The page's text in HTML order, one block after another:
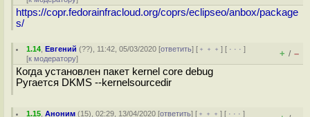
https://copr.fedorainfracloud.org/coprs/eclipseo/anbox/package
s/
1.14 ,Евгений (??), 11:42, 05/03/2020 [ответить] [ ﹢﹢﹢] [ · · ·]
[к модератору] + / –
Когда установлен пакет kernel core debug
Ругается DKMS --kernelsourcedir
1.15 ,Аноним (15), 02:29, 13/04/2020 [ответить] [ ﹢﹢﹢] [ · · ·]